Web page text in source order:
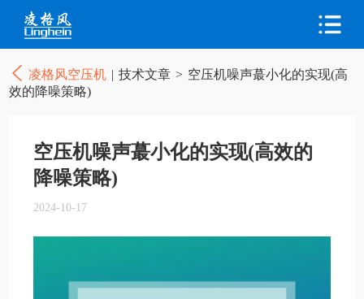
凌格风空压机 | 技术文章 > 空压机噪声蕞小化的实现(高
效的降噪策略)
空压机噪声蕞小化的实现(高效的
降噪策略)
2024-10-17